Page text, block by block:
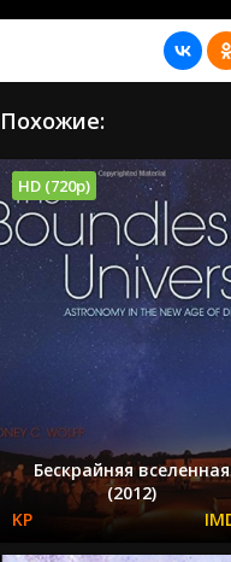
Похожие:
HD (720p)
Бескрайняя вселенная
(2012)